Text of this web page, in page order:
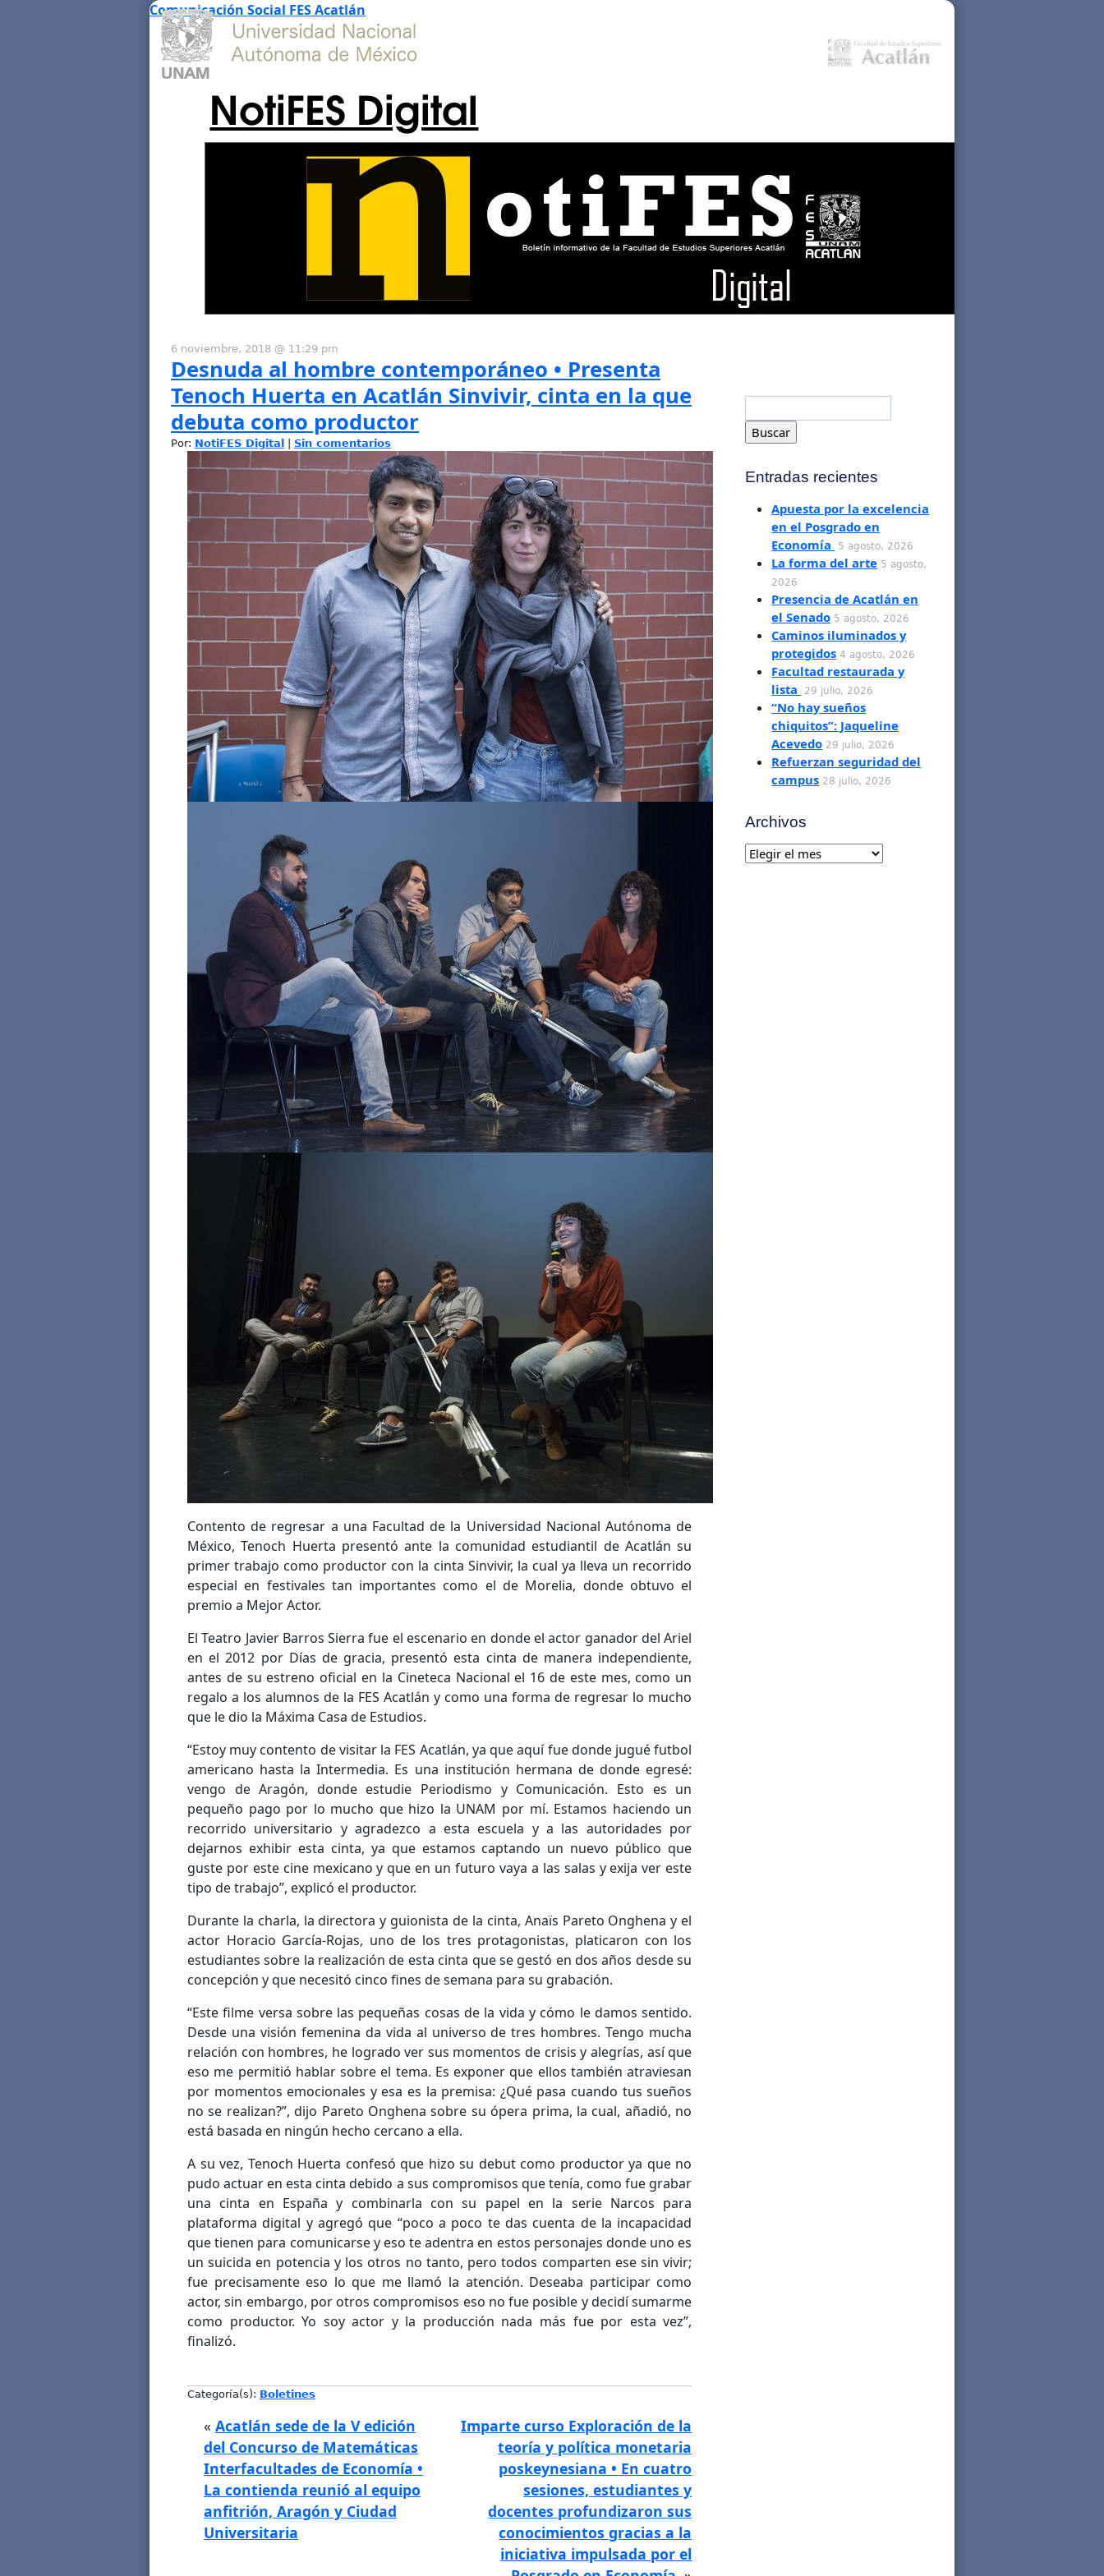
Comunicación Social FES Acatlán
NotiFES Digital
6 noviembre, 2018 @ 11:29 pm
Desnuda al hombre contemporáneo • Presenta
Tenoch Huerta en Acatlán Sinvivir, cinta en la que
debuta como productor
Por: NotiFES Digital Sin comentarios
Contento de regresar a una Facultad de la Universidad Nacional Autónoma de
México, Tenoch Huerta presentó ante la comunidad estudiantil de Acatlán su
primer trabajo como productor con la cinta Sinvivir, la cual ya lleva un recorrido
especial en festivales tan importantes como el de Morelia, donde obtuvo el
premio a Mejor Actor.
El Teatro Javier Barros Sierra fue el escenario en donde el actor ganador del Ariel
en el 2012 por Días de gracia, presentó esta cinta de manera independiente,
antes de su estreno oficial en la Cineteca Nacional el 16 de este mes, como un
regalo a los alumnos de la FES Acatlán y como una forma de regresar lo mucho
que le dio la Máxima Casa de Estudios.
“Estoy muy contento de visitar la FES Acatlán, ya que aquí fue donde jugué futbol
americano hasta la Intermedia. Es una institución hermana de donde egresé:
vengo de Aragón, donde estudie Periodismo y Comunicación. Esto es un
pequeño pago por lo mucho que hizo la UNAM por mí. Estamos haciendo un
recorrido universitario y agradezco a esta escuela y a las autoridades por
dejarnos exhibir esta cinta, ya que estamos captando un nuevo público que
guste por este cine mexicano y que en un futuro vaya a las salas y exija ver este
tipo de trabajo”, explicó el productor.
Durante la charla, la directora y guionista de la cinta, Anaïs Pareto Onghena y el
actor Horacio García-Rojas, uno de los tres protagonistas, platicaron con los
estudiantes sobre la realización de esta cinta que se gestó en dos años desde su
concepción y que necesitó cinco fines de semana para su grabación.
“Este filme versa sobre las pequeñas cosas de la vida y cómo le damos sentido.
Desde una visión femenina da vida al universo de tres hombres. Tengo mucha
relación con hombres, he logrado ver sus momentos de crisis y alegrías, así que
eso me permitió hablar sobre el tema. Es exponer que ellos también atraviesan
por momentos emocionales y esa es la premisa: ¿Qué pasa cuando tus sueños
no se realizan?”, dijo Pareto Onghena sobre su ópera prima, la cual, añadió, no
está basada en ningún hecho cercano a ella.
A su vez, Tenoch Huerta confesó que hizo su debut como productor ya que no
pudo actuar en esta cinta debido a sus compromisos que tenía, como fue grabar
una cinta en España y combinarla con su papel en la serie Narcos para
plataforma digital y agregó que “poco a poco te das cuenta de la incapacidad
que tienen para comunicarse y eso te adentra en estos personajes donde uno es
un suicida en potencia y los otros no tanto, pero todos comparten ese sin vivir;
fue precisamente eso lo que me llamó la atención. Deseaba participar como
actor, sin embargo, por otros compromisos eso no fue posible y decidí sumarme
como productor. Yo soy actor y la producción nada más fue por esta vez”,
finalizó.
Categoría(s): Boletines
« Acatlán sede de la V edición
del Concurso de Matemáticas
Interfacultades de Economía •
La contienda reunió al equipo
anfitrión, Aragón y Ciudad
Universitaria
Imparte curso Exploración de la
teoría y política monetaria
poskeynesiana • En cuatro
sesiones, estudiantes y
docentes profundizaron sus
conocimientos gracias a la
iniciativa impulsada por el
Entradas recientes
Apuesta por la excelencia
en el Posgrado en
Economía
5 agosto, 2026
La forma del arte 5 agosto,
2026
Presencia de Acatlán en
el Senado 5 agosto, 2026
Caminos iluminados y
protegidos 4 agosto, 2026
Facultad restaurada y
lista
29 julio, 2026
“No hay sueños
chiquitos”: Jaqueline
Acevedo 29 julio, 2026
Refuerzan seguridad del
campus 28 julio, 2026
Archivos
Archivos